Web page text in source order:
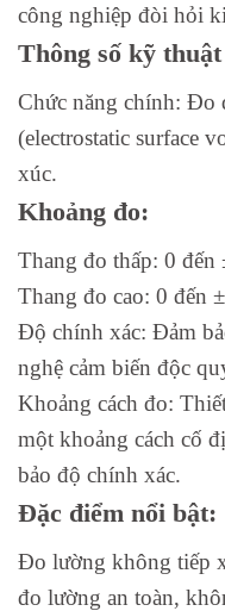
công nghiệp đòi hỏi
Thông số kỹ
Chức năng chính: Đo
(electrostatic surface
xúc.
Khoảng đo:
Thang đo thấp: 0
Thang đo cao: 0 đến
Độ chính xác: Đảm
nghệ cảm biến độc
Khoảng cách đo:
một khoảng cách cố
bảo độ chính xác.
Đặc điểm nổi bật:
Đo lường không tiếp
đo lường an toàn,